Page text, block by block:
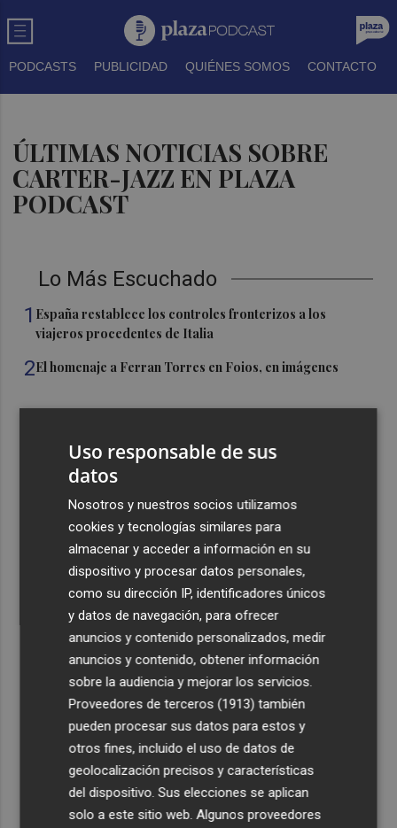
PODCASTS PUBLICIDAD QUIÉNES SOMOS CONTACTO
ÚLTIMAS NOTICIAS SOBRE
CARTER-JAZZ EN PLAZA
PODCAST
Lo Más Escuchado
1 España restablece los controles fronterizos a los
viajeros procedentes de Italia
2El homenaje a Ferran Torres en Foios, en imágenes
Foios se vuelca con Ferran Torres
Las '200 vidas' que llevaron a Paco Rabal de Águilas a la
cima del cine: un documental recupera la voz y la mirada
del actor
Recibe toda la actualidad de
Plaza Podcast en tu correo
Quiero suscribirme
Uso responsable de sus
datos
Nosotros y nuestros socios utilizamos
cookies y tecnologías similares para
almacenar y acceder a información en su
dispositivo y procesar datos personales,
como su dirección IP, identificadores únicos
y datos de navegación, para ofrecer
anuncios y contenido personalizados, medir
anuncios y contenido, obtener información
sobre la audiencia y mejorar los servicios.
Proveedores de terceros (1913) también
pueden procesar sus datos para estos y
otros fines, incluido el uso de datos de
geolocalización precisos y características
del dispositivo. Sus elecciones se aplican
solo a este sitio web. Algunos proveedores